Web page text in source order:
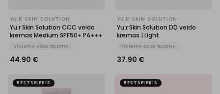
YU.R SKIN SOLUTION
Yu.r Skin Solution CCC veido
kremas Medium SPF50+ PA+++
Visiems odos tipams
44.90 €
YU.R SKIN SOLUTION
Yu.r Skin Solution DD veido
kremas | Light
Visiems odos tipams
37.90 €
BESTSELERIS BESTSELERIS